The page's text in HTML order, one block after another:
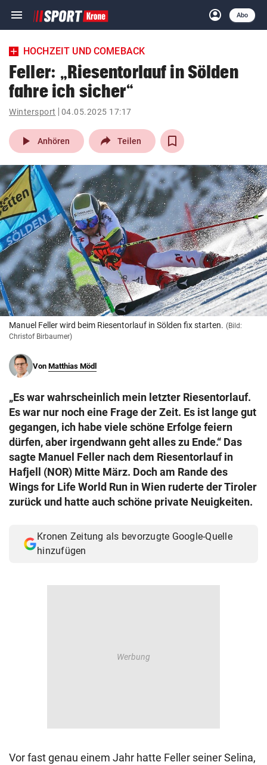
menu Navigation
ein-/ausklappen
account_circle
Anmelden
Abo
close Schließen
account_circle Anmelden
pin_drop
Wien arrow_right
bookmark
search
Suchbegriff
eingeben
© Krone Multimedia GmbH & Co KG 2026
Muthgasse 2, 1190 Wien
HOCHZEIT UND COMEBACK
Feller: „Riesentorlauf in Sölden
fahre ich sicher“
Wintersport 04.05.2025 17:17
play_arrow Anhören Teilen
Manuel Feller wird beim Riesentorlauf in Sölden fix starten. (Bild:
Christof Birbaumer)
Von Matthias Mödl
„Es war wahrscheinlich mein letzter Riesentorlauf.
Es war nur noch eine Frage der Zeit. Es ist lange gut
gegangen, ich habe viele schöne Erfolge feiern
dürfen, aber irgendwann geht alles zu Ende.“ Das
sagte Manuel Feller nach dem Riesentorlauf in
Hafjell (NOR) Mitte März. Doch am Rande des
Wings for Life World Run in Wien ruderte der Tiroler
zurück und hatte auch schöne private Neuigkeiten.
Kronen Zeitung als bevorzugte Google-Quelle
hinzufügen
Vor fast genau einem Jahr hatte Feller seiner Selina,